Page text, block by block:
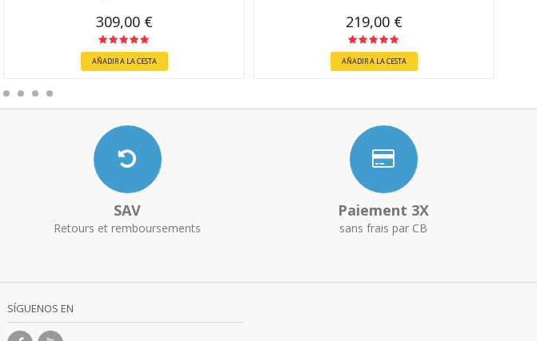
309,00 €
AÑADIR A LA CESTA
219,00 €
AÑADIR A LA CESTA
SAV
Retours et remboursements
Paiement 3X
sans frais par CB
SÍGUENOS EN